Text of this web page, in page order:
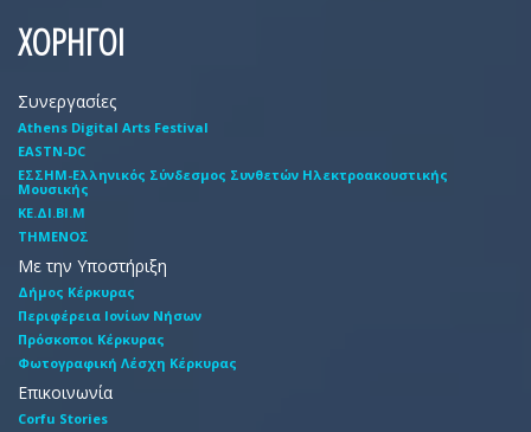
ΧΟΡΗΓΟΙ
Συνεργασίες
Athens Digital Arts Festival
EASTN-DC
EΣΣHM-Eλληνικός Σύνδεσμος Συνθετών Hλεκτροακουστικής
Mουσικής
ΚΕ.ΔΙ.ΒΙ.Μ
ΤΗΜΕΝΟΣ
Με την Υποστήριξη
Δήμος Κέρκυρας
Περιφέρεια Ιονίων Νήσων
Πρόσκοποι Κέρκυρας
Φωτογραφική Λέσχη Κέρκυρας
Επικοινωνία
Corfu Stories